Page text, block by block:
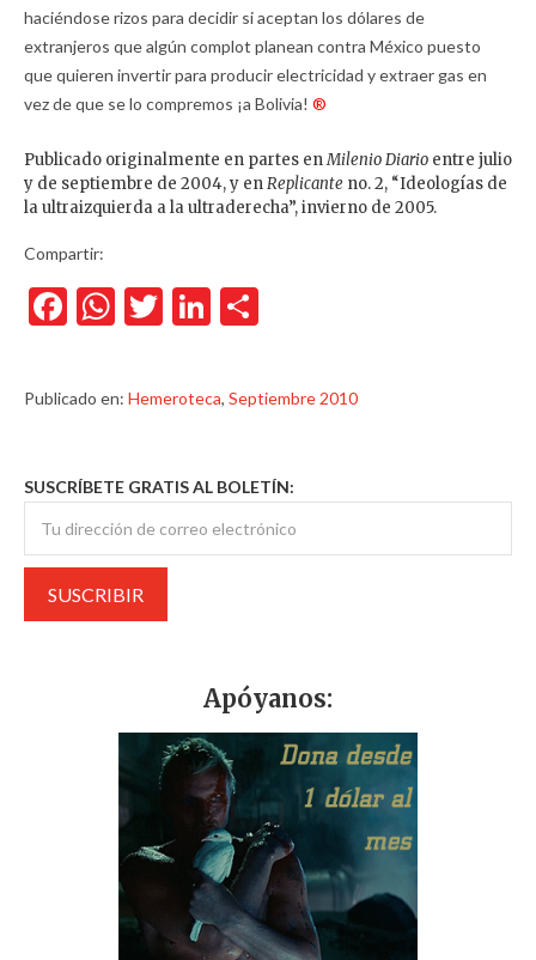
haciéndose rizos para decidir si aceptan los dólares de
extranjeros que algún complot planean contra México puesto
que quieren invertir para producir electricidad y extraer gas en
vez de que se lo compremos ¡a Bolivia! ®
Publicado originalmente en partes enMilenio Diario entre julio
y de septiembre de 2004, y enReplicante no. 2, “Ideologías de
la ultraizquierda a la ultraderecha”, invierno de 2005.
Compartir:
Facebook
WhatsApp
TwitterLinkedIn
Publicado en: Hemeroteca, Septiembre 2010
SUSCRÍBETE GRATIS AL BOLETÍN:
Apóyanos: